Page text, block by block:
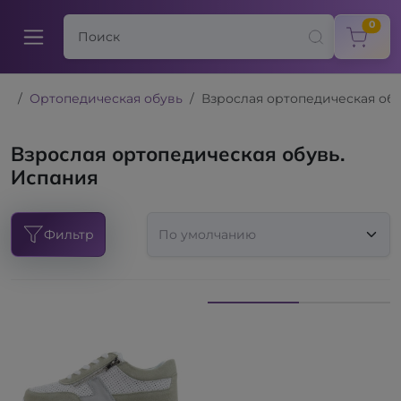
0
Ортопедическая обувь Взрослая ортопедическая
Взрослая ортопедическая обувь.
Испания
Фильтр